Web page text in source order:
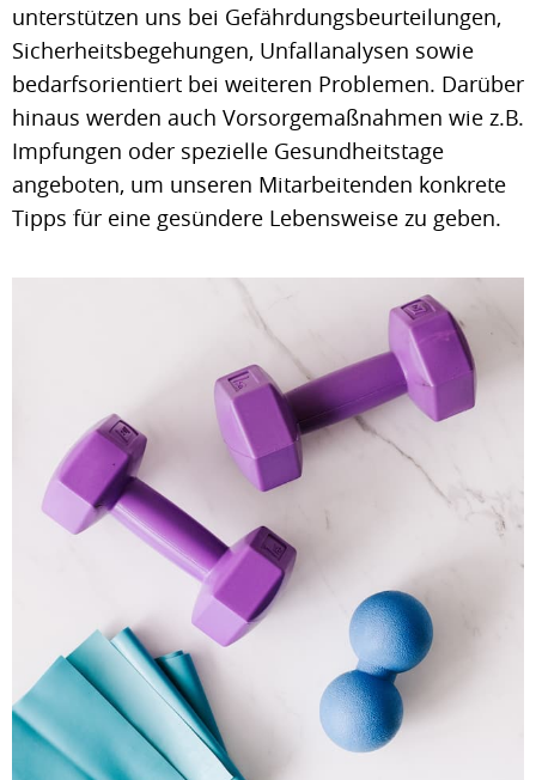
unterstützen uns bei Gefährdungsbeurteilungen,
Sicherheitsbegehungen, Unfallanalysen sowie
bedarfsorientiert bei weiteren Problemen. Darüber
hinaus werden auch Vorsorgemaßnahmen wie z.B.
Impfungen oder spezielle Gesundheitstage
angeboten, um unseren Mitarbeitenden konkrete
Tipps für eine gesündere Lebensweise zu geben.